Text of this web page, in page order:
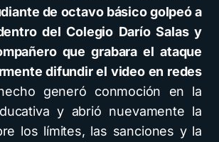
de octavo básico golpeó a
del Colegio Darío Salas y
que grabara el ataque
difundir el video en redes
generó conmoción en la
y abrió nuevamente la
los límites, las sanciones y la